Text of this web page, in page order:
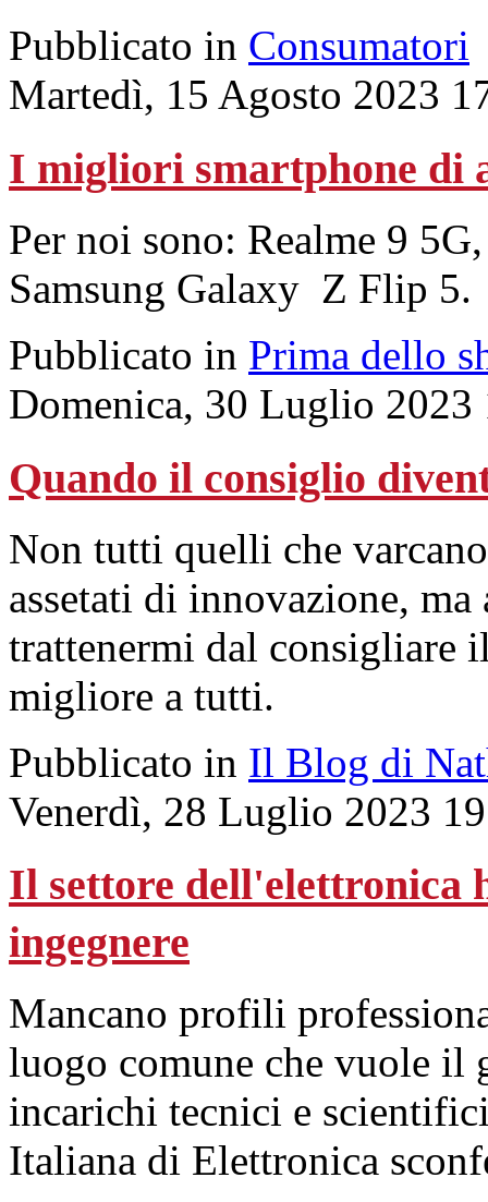
Pubblicato in Consumatori
Martedì, 15 Agosto 2023
I migliori smartphone di
Per noi sono: Realme 9
Samsung Galaxy Z Flip 5.
Pubblicato in Prima dello
Domenica, 30 Luglio 2023
Quando il consiglio
Non tutti quelli che
assetati di innovazione, ma
trattenermi dal consigliare
migliore a tutti.
Pubblicato in Il Blog di
Venerdì, 28 Luglio 2023
Il settore dell'elettronica
ingegnere
Mancano profili
luogo comune che vuole il
incarichi tecnici e
Italiana di Elettronica